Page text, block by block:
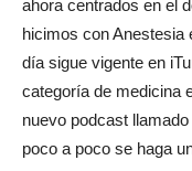
ahora centrados en el
hicimos con Anestesia
día sigue vigente en
categoría de medicina
nuevo podcast
poco a poco se haga